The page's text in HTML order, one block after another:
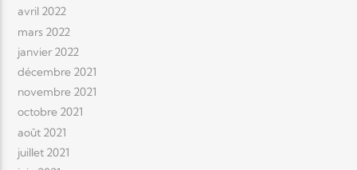
avril 2022
mars 2022
janvier 2022
décembre 2021
novembre 2021
octobre 2021
août 2021
juillet 2021